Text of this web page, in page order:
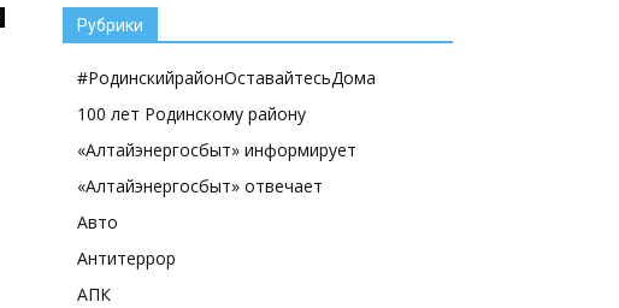
Рубрики
#РодинскийрайонОставайтесьДома
100 лет Родинскому району
«Алтайэнергосбыт» информирует
«Алтайэнергосбыт» отвечает
Авто
Антитеррор
АПК